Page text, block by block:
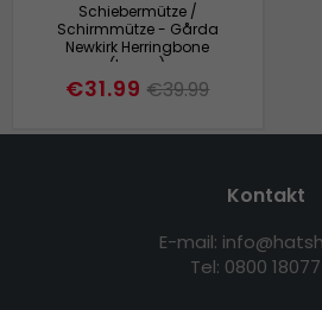
Schiebermütze /
Schirmmütze - Gårda
Newkirk Herringbone
(braun)
€31.99 €39.99
Kontakt
E-mail:
Tel: 0800